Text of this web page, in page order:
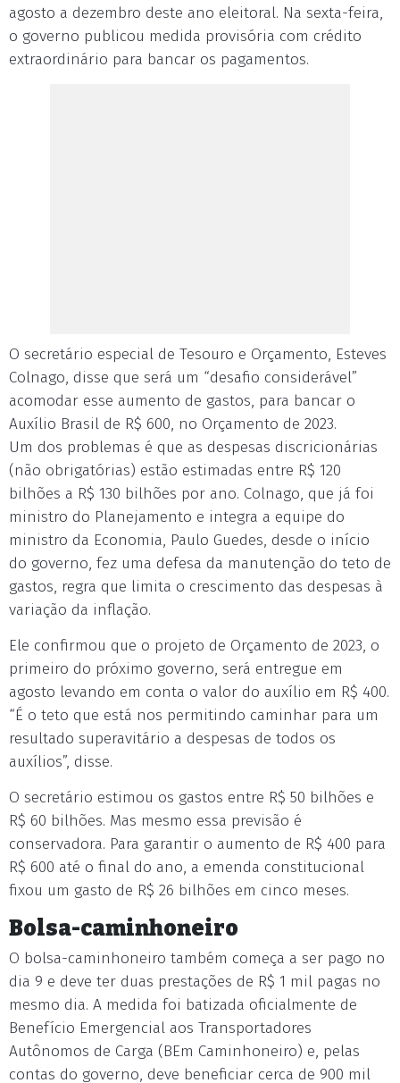
agosto a dezembro deste ano eleitoral. Na sexta-feira,
o governo publicou medida provisória com crédito
extraordinário para bancar os pagamentos.
O secretário especial de Tesouro e Orçamento, Esteves
Colnago, disse que será um “desafio considerável”
acomodar esse aumento de gastos, para bancar o
Auxílio Brasil de R$ 600, no Orçamento de 2023.
Um dos problemas é que as despesas discricionárias
(não obrigatórias) estão estimadas entre R$ 120
bilhões a R$ 130 bilhões por ano. Colnago, que já foi
ministro do Planejamento e integra a equipe do
ministro da Economia, Paulo Guedes, desde o início
do governo, fez uma defesa da manutenção do teto de
gastos, regra que limita o crescimento das despesas à
variação da inflação.
Ele confirmou que o projeto de Orçamento de 2023, o
primeiro do próximo governo, será entregue em
agosto levando em conta o valor do auxílio em R$ 400.
“É o teto que está nos permitindo caminhar para um
resultado superavitário a despesas de todos os
auxílios”, disse.
O secretário estimou os gastos entre R$ 50 bilhões e
R$ 60 bilhões. Mas mesmo essa previsão é
conservadora. Para garantir o aumento de R$ 400 para
R$ 600 até o final do ano, a emenda constitucional
fixou um gasto de R$ 26 bilhões em cinco meses.
Bolsa-caminhoneiro
O bolsa-caminhoneiro também começa a ser pago no
dia 9 e deve ter duas prestações de R$ 1 mil pagas no
mesmo dia. A medida foi batizada oficialmente de
Benefício Emergencial aos Transportadores
Autônomos de Carga (BEm Caminhoneiro) e, pelas
contas do governo, deve beneficiar cerca de 900 mil